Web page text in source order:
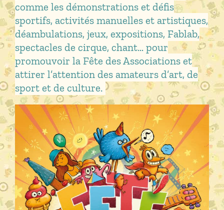
comme les démonstrations et défis
sportifs, activités manuelles et artistiques,
déambulations, jeux, expositions, Fablab,
spectacles de cirque, chant… pour
promouvoir la Fête des Associations et
attirer l’attention des amateurs d’art, de
sport et de culture.